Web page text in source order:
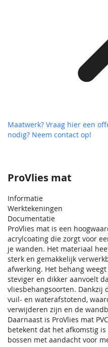
ProVlies mat
Informatie
Werktekeningen
Documentatie
ProVlies mat is een
acrylcoating die zorgt voor
je wanden. Het materiaal
sterk en gemakkelijk
afwerking. Het behang
steviger en dikker aanvoelt
vliesbehangsoorten. Dankzij
vuil- en waterafstotend,
verwijderen zijn en de
Daarnaast is ProVlies mat
betekent dat het afkomstig
bossen met aandacht voor
Maatwerk? Vraag hier een
nodig? Neem contact op!